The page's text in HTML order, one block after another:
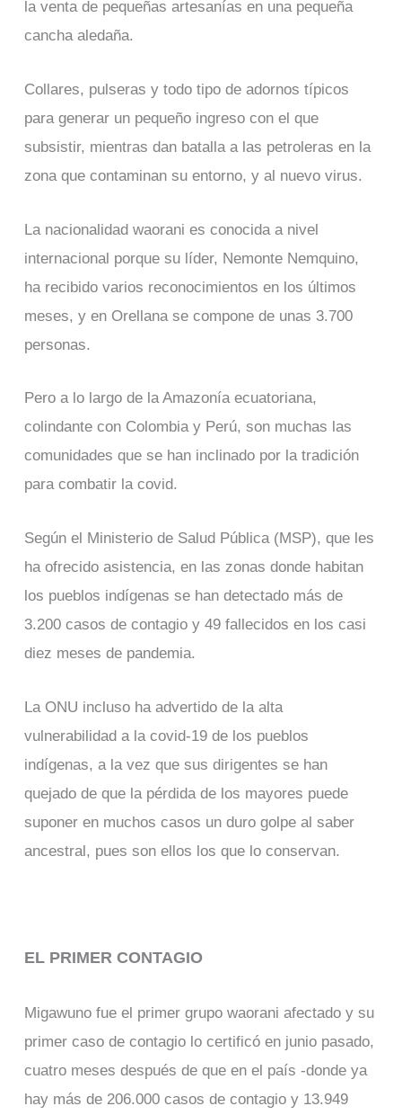
la venta de pequeñas artesanías en una pequeña
cancha aledaña.
Collares, pulseras y todo tipo de adornos típicos
para generar un pequeño ingreso con el que
subsistir, mientras dan batalla a las petroleras en la
zona que contaminan su entorno, y al nuevo virus.
La nacionalidad waorani es conocida a nivel
internacional porque su líder, Nemonte Nemquino,
ha recibido varios reconocimientos en los últimos
meses, y en Orellana se compone de unas 3.700
personas.
Pero a lo largo de la Amazonía ecuatoriana,
colindante con Colombia y Perú, son muchas las
comunidades que se han inclinado por la tradición
para combatir la covid.
Según el Ministerio de Salud Pública (MSP), que les
ha ofrecido asistencia, en las zonas donde habitan
los pueblos indígenas se han detectado más de
3.200 casos de contagio y 49 fallecidos en los casi
diez meses de pandemia.
La ONU incluso ha advertido de la alta
vulnerabilidad a la covid-19 de los pueblos
indígenas, a la vez que sus dirigentes se han
quejado de que la pérdida de los mayores puede
suponer en muchos casos un duro golpe al saber
ancestral, pues son ellos los que lo conservan.
EL PRIMER CONTAGIO
Migawuno fue el primer grupo waorani afectado y su
primer caso de contagio lo certificó en junio pasado,
cuatro meses después de que en el país -donde ya
hay más de 206.000 casos de contagio y 13.949